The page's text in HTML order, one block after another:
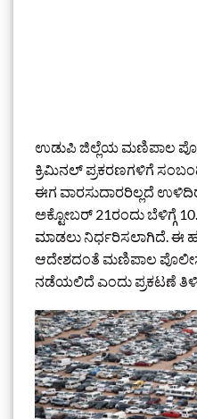
ಉಡುಪಿ ಜಿಲ್ಲೆಯ ಮಣಿಪಾಲ
ಕ್ರಿಮಿನಲ್ ಪ್ರಕರಣಗಳಿಗೆ
ಈಗ ವಾರಸುದಾರರಿಲ್ಲದೆ
ಅಕ್ಟೋಬರ್ 21ರಂದು ಬೆಳಿಗ್ಗೆ
ಮಾಡಲು ನಿರ್ಧರಿಸಲಾಗಿದೆ. ಈ
ಆದೇಶದಂತೆ ಮಣಿಪಾಲ
ನಡೆಯಲಿದೆ ಎಂದು ಪ್ರಕಟಣೆ